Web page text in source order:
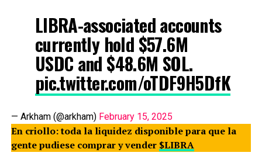
LIBRA-associated accounts
currently hold $57.6M
USDC and $48.6M SOL.
pic.twitter.com/oTDF9H5DfK
— Arkham (@arkham) February 15, 2025
En criollo: toda la liquidez disponible para que la
gente pudiese comprar y vender $LIBRA